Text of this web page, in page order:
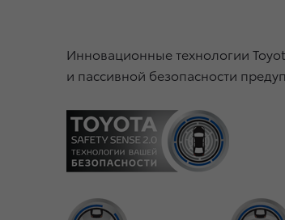
Инновационные технологии
и пассивной безопасности